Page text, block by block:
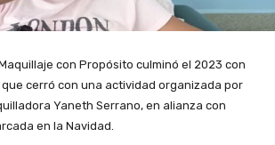
con Propósito culminó el 2023 con
cerró con una actividad organizada por
Yaneth Serrano, en alianza con
en la Navidad.